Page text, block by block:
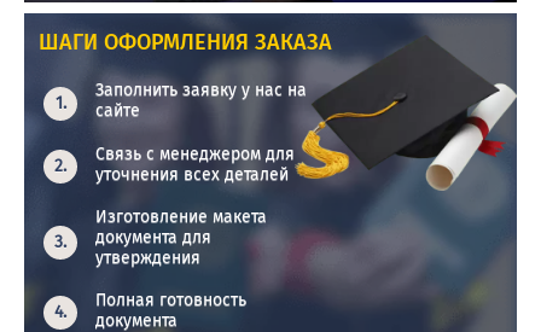
ШАГИ ОФОРМЛЕНИЯ ЗАКАЗА
Заполнить заявку у нас на
сайте
Связь с менеджером для
уточнения всех деталей
Изготовление макета
документа для
утверждения
Полная готовность
документа